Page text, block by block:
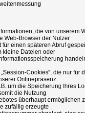
die von unserem
Web-Browser der Nutzer
einen späteren Abruf
kleine Dateien oder
Cookies“, die nur für
Onlinepräsenz
die Speicherung Ihres
die Nutzung
überhaupt ermöglichen
zufällig erzeugte